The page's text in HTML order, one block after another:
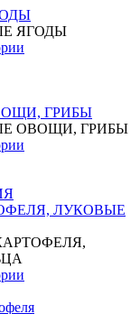
ЯГОДЫ
ГРИБЫ
ОВОЩИ, ГРИБЫ
ЛУКОВЫЕ